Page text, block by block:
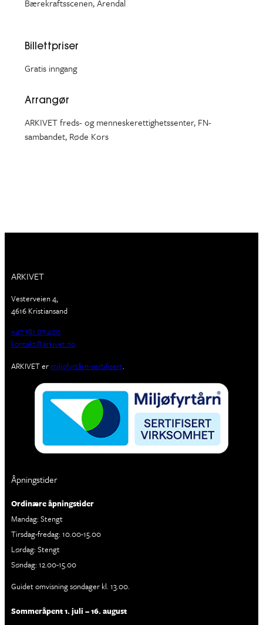
Bærekraftsscenen, Arendal
Billettpriser
Gratis inngang
Arrangør
ARKIVET freds- og menneskerettighetssenter, FN-
sambandet, Røde Kors
ARKIVET
Vesterveien 4,
4616 Kristiansand
+47 381 07 400
kontakt@arkivet.no
ARKIVET er miljøfyrtårn-sertifisert.
Åpningstider
Ordinære åpningstider
Mandag: Stengt
Tirsdag-fredag: 10.00-15.00
Lørdag: Stengt
Søndag: 12.00-15.00
Guidet omvisning søndager kl. 13.00.
Sommeråpent 1. juli – 16. august